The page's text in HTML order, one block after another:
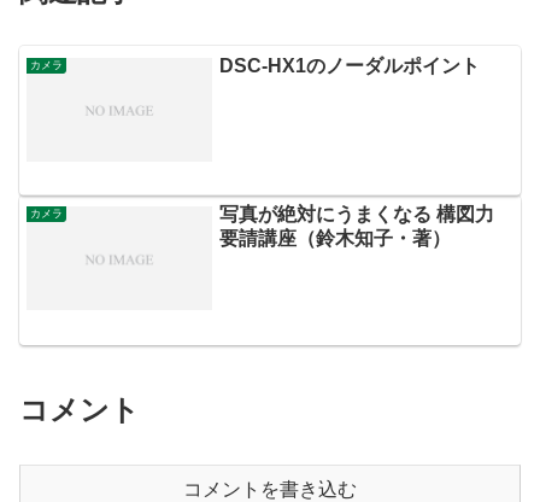
カメラ DSC-HX1のノーダルポイント
カメラ
写真が絶対にうまくなる 構図力
要請講座（鈴木知子・著）
コメント
コメントを書き込む